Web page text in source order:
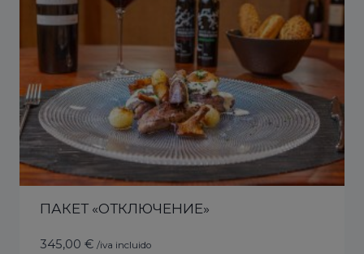
ПАКЕТ «ОТКЛЮЧЕНИЕ»
345,00 € /iva incluido